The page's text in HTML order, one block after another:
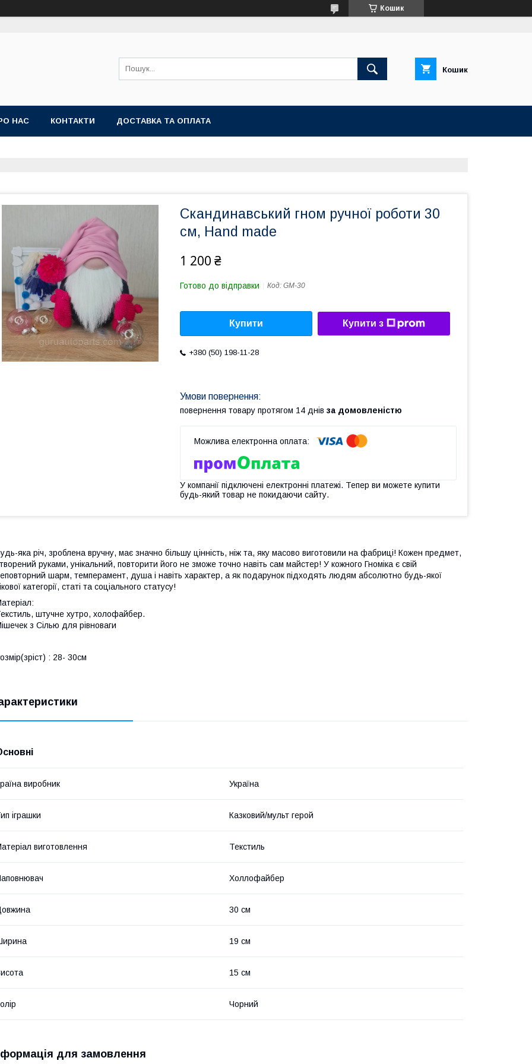
Кошик
Кошик
НАС КОНТАКТИ ДОСТАВКА ТА ОПЛАТА
Скандинавський гном ручної роботи 30
см, Hand made
1 200 ₴
Готово до відправки Код: GM-30
Купити Купити з
+380 (50) 198-11-28
повернення товару протягом 14 днів за домовленістю
У компанії підключені електронні платежі. Тепер ви можете купити
будь-який товар не покидаючи сайту.
яка річ, зроблена вручну, має значно більшу цінність, ніж та, яку масово виготовили на фабриці! Кожен предмет,
руками, унікальний, повторити його не зможе точно навіть сам майстер! У кожного Гноміка є свій
шарм, темперамент, душа і навіть характер, а як подарунок підходять людям абсолютно будь-якої
категорії, статі та соціального статусу!
штучне хутро, холофайбер.
з Сілью для рівноваги
: 28- 30см
виробник Україна
іграшки Казковий/мульт герой
виготовлення Текстиль
Холлофайбер
30 см
19 см
15 см
Чорний
для замовлення